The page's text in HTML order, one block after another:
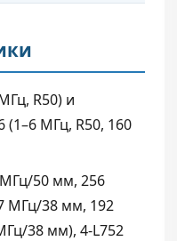
R50) и
(1–6 МГц, R50, 160
50 мм, 256
МГц/38 мм, 192
38 мм), 4-L752